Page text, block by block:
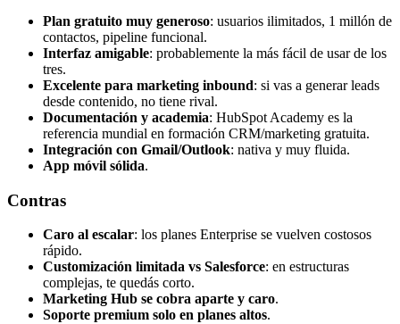
Plan gratuito muy generoso: usuarios ilimitados, 1 millón de
contactos, pipeline funcional.
Interfaz amigable: probablemente la más fácil de usar de los
tres.
Excelente para marketing inbound: si vas a generar leads
desde contenido, no tiene rival.
Documentación y academia: HubSpot Academy es la
referencia mundial en formación CRM/marketing gratuita.
Integración con Gmail/Outlook: nativa y muy fluida.
App móvil sólida.
Contras
Caro al escalar: los planes Enterprise se vuelven costosos
rápido.
Customización limitada vs Salesforce: en estructuras
complejas, te quedás corto.
Marketing Hub se cobra aparte y caro.
Soporte premium solo en planes altos.